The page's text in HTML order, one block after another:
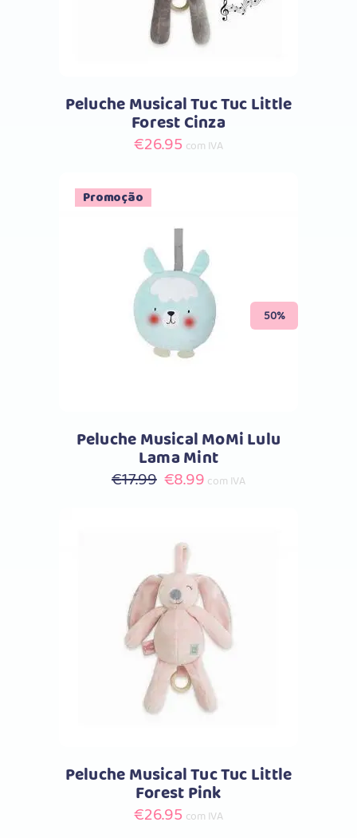
Peluche Musical Tuc Tuc Little
Forest Cinza
€26.95 com IVA
Promoção
50%
Comprar
Peluche Musical MoMi Lulu
Lama Mint
€17.99 O
era:
€17.99.
€8.99Ocom IVA
Comprar
Peluche Musical Tuc Tuc Little
Forest Pink
€26.95 com IVA